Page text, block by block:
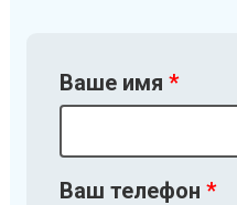
Ваше имя
Ваш телефон